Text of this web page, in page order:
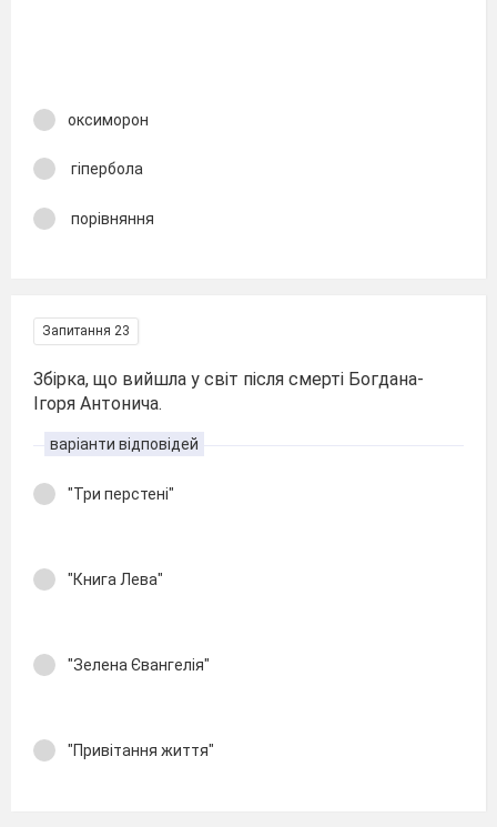
оксиморон
гіпербола
порівняння
Запитання 23
Збірка, що вийшла у світ після смерті Богдана-
Ігоря Антонича.
варіанти відповідей
"Три перстені"
"Книга Лева"
"Зелена Євангелія"
"Привітання життя"